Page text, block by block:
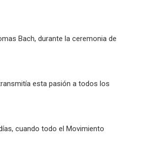
Bach, durante la ceremonia de
esta pasión a todos los
cuando todo el Movimiento